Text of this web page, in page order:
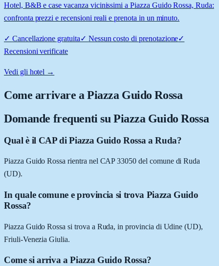
Hotel, B&B e case vacanza vicinissimi a Piazza Guido Rossa, Ruda:
confronta prezzi e recensioni reali e prenota in un minuto.
✓ Cancellazione gratuita✓ Nessun costo di prenotazione✓
Recensioni verificate
Vedi gli hotel →
Come arrivare aPiazza Guido Rossa
Domande frequenti su Piazza Guido Rossa
Qual è il CAP di Piazza Guido Rossa a Ruda?
Piazza Guido Rossa rientra nel CAP 33050 del comune di Ruda
(UD).
In quale comune e provincia si trova Piazza Guido
Rossa?
Piazza Guido Rossa si trova a Ruda, in provincia di Udine (UD),
Friuli-Venezia Giulia.
Come si arriva a Piazza Guido Rossa?